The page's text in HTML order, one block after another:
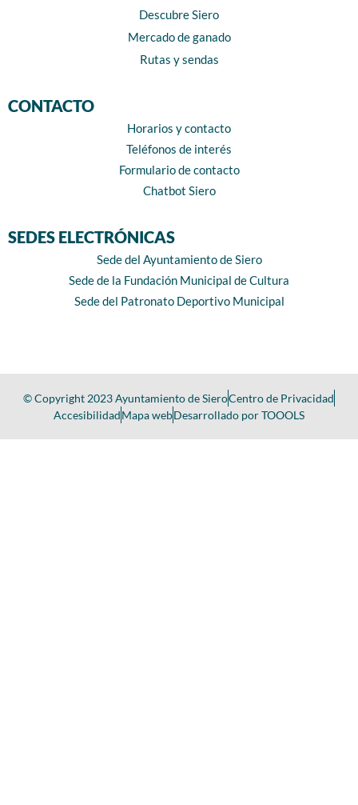
Descubre Siero
Mercado de ganado
Rutas y sendas
CONTACTO
Horarios y contacto
Teléfonos de interés
Formulario de contacto
Chatbot Siero
SEDES ELECTRÓNICAS
Sede del Ayuntamiento de Siero
Sede de la Fundación Municipal de Cultura
Sede del Patronato Deportivo Municipal
© Copyright 2023 Ayuntamiento de SieroCentro de Privacidad
AccesibilidadMapa webDesarrollado por TOOOLS